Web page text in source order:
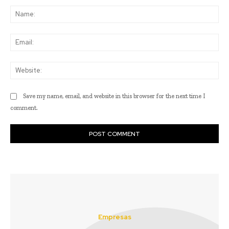
Save my name, email, and website in this browser for the next time I
comment.